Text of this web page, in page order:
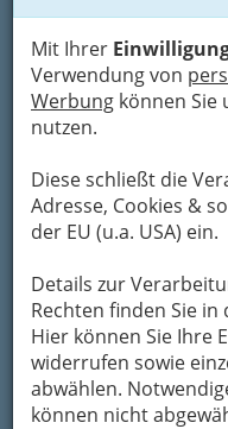
Mit Ihrer
Verwendung von
Werbung können Sie
nutzen.
Diese schließt die
Adresse, Cookies &
der EU (u.a. USA) ein.
Details zur
Rechten finden Sie in
Hier können Sie Ihre
widerrufen sowie
abwählen.
können nicht
Karte